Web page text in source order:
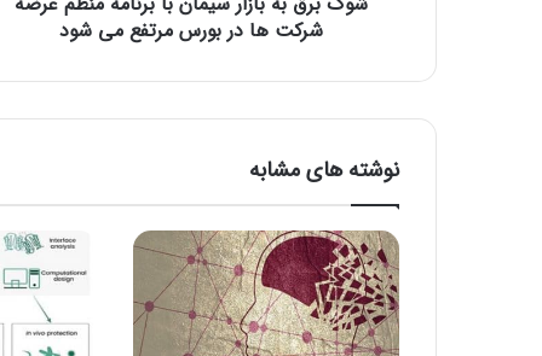
ر
ا
ن
ب
ا
ب
ر
ن
شرکت ها در بورس مرتفع می شود
نوشته های مشابه